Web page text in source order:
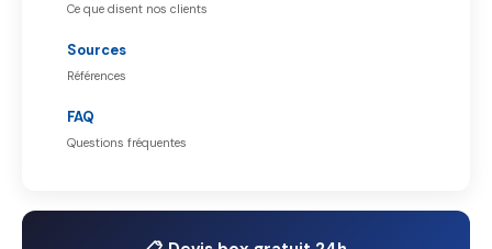
Ce que disent nos clients
Sources
Références
FAQ
Questions fréquentes